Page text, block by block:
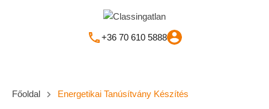
+36 70 610 5888
Főoldal Energetikai Tanúsítvány Készítés